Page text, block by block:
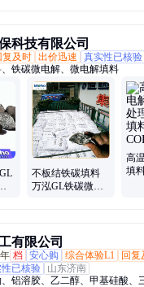
科技有限公司
复及时 出价迅速 真实性已核验
铁碳微电解、微电解填料
不板结铁碳填料
万泓GL铁碳微电
高
填
有限公司
档 安心购 综合体验L1
回复
已核验
山东济南
铝溶胶、乙二醇、甲基硅酸、